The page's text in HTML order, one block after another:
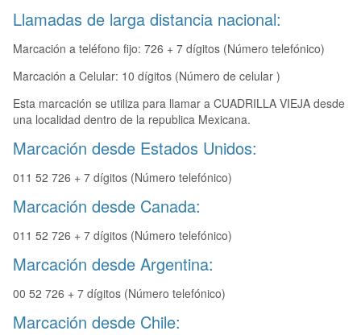
Llamadas de larga distancia nacional:
Marcación a teléfono fijo: 726 + 7 dígitos (Número telefónico)
Marcación a Celular: 10 dígitos (Número de celular )
Esta marcación se utiliza para llamar a CUADRILLA VIEJA desde
una localidad dentro de la republica Mexicana.
Marcación desde Estados Unidos:
011 52 726 + 7 dígitos (Número telefónico)
Marcación desde Canada:
011 52 726 + 7 dígitos (Número telefónico)
Marcación desde Argentina:
00 52 726 + 7 dígitos (Número telefónico)
Marcación desde Chile: